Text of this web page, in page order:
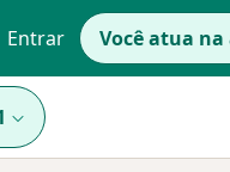
Entrar Você atua na